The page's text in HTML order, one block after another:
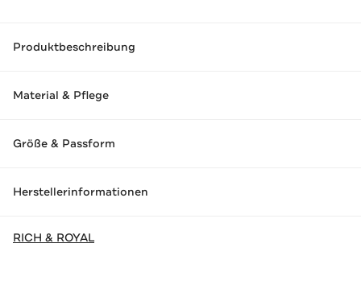
Produktbeschreibung
Material & Pflege
Größe & Passform
Herstellerinformationen
RICH & ROYAL